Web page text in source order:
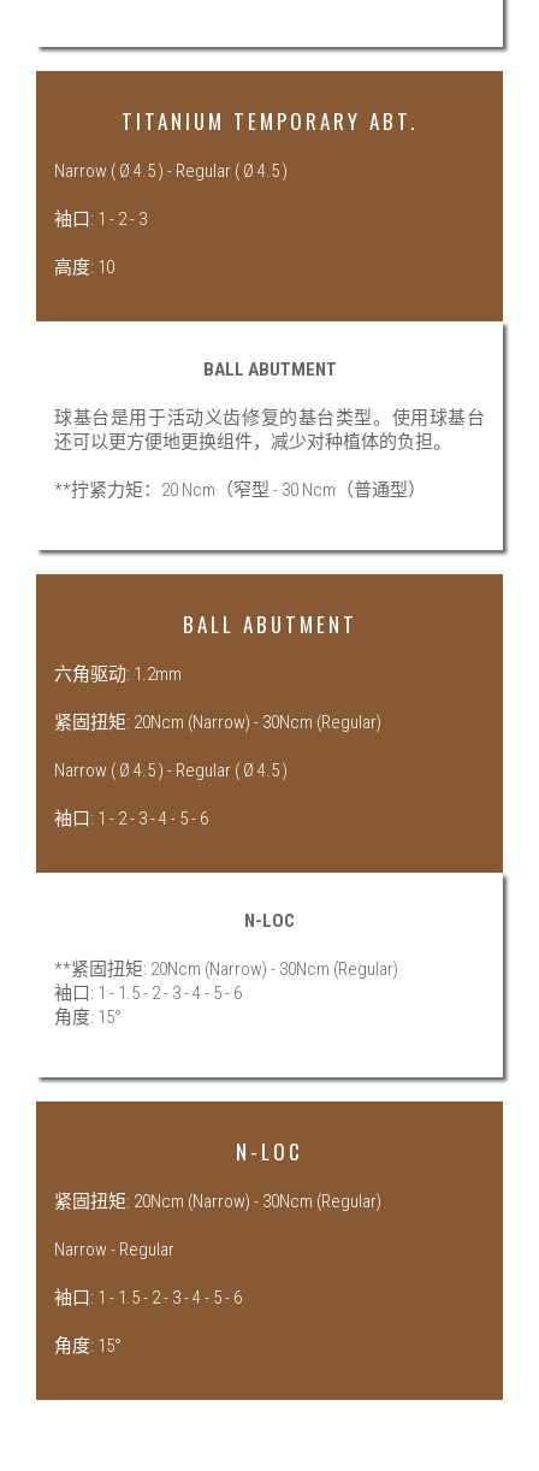
TITANIUM TEMPORARY ABT.
Narrow ( Ø 4.5 ) - Regular ( Ø 4.5 )
袖口: 1 - 2 - 3
高度: 10
BALL ABUTMENT
球基台是用于活动义齿修复的基台类型。使用球基台
还可以更方便地更换组件，减少对种植体的负担。
**拧紧力矩：20 Ncm（窄型 - 30 Ncm（普通型）
BALL ABUTMENT
六角驱动: 1.2mm
紧固扭矩: 20Ncm (Narrow) - 30Ncm (Regular)
Narrow ( Ø 4.5 ) - Regular ( Ø 4.5 )
袖口: 1 - 2 - 3 - 4 - 5 - 6
N-LOC
**紧固扭矩: 20Ncm (Narrow) - 30Ncm (Regular)
袖口: 1 - 1.5 - 2 - 3 - 4 - 5 - 6
角度: 15°
N-LOC
紧固扭矩: 20Ncm (Narrow) - 30Ncm (Regular)
Narrow - Regular
袖口: 1 - 1.5 - 2 - 3 - 4 - 5 - 6
角度: 15°